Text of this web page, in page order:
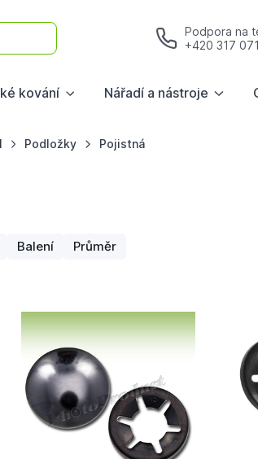
Podpora na
+420 317
kování Nářadí a nástroje
Podložky Pojistná
Balení Průměr